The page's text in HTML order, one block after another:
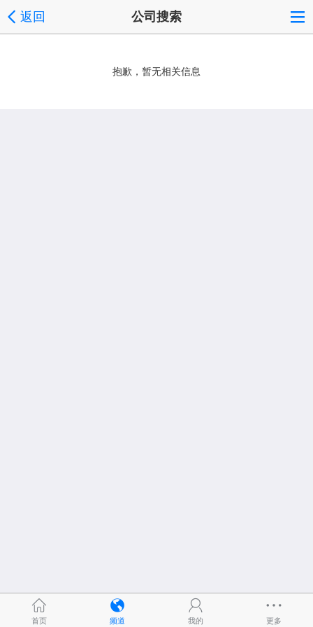
返回 公司搜索
抱歉，暂无相关信息
首页 频道 我的 更多